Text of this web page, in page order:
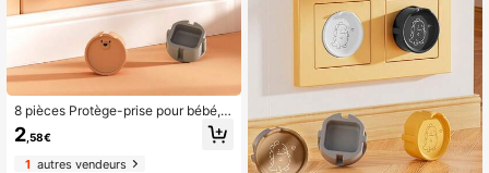
8 pièces Protège-prise pour bébé, p
rotège la prise de courant, couvercl
e de protection en silicone mignon,
couleur aléatoire
2 ,58€
1autres vendeurs